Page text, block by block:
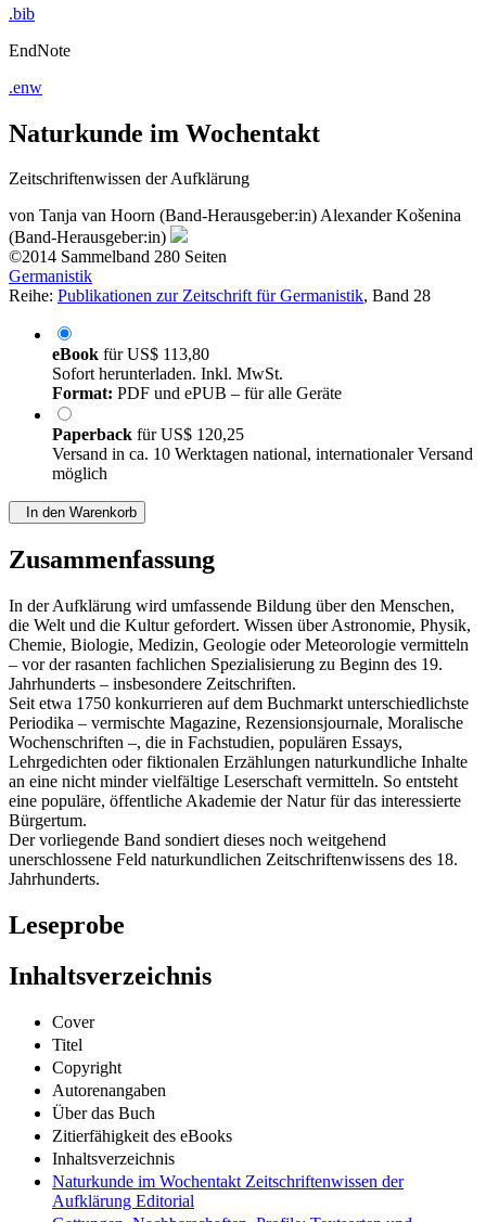
.bib
EndNote
.enw
Naturkunde im Wochentakt
Zeitschriftenwissen der Aufklärung
von Tanja van Hoorn (Band-Herausgeber:in)Alexander Košenina
(Band-Herausgeber:in)
©2014 Sammelband 280 Seiten
Germanistik
Reihe: Publikationen zur Zeitschrift für Germanistik, Band 28
eBook fürUS$ 113,80
Sofort herunterladen. Inkl. MwSt.
Format: PDF und ePUB – für alle Geräte
Paperback fürUS$ 120,25
Versand in ca. 10 Werktagen national, internationaler Versand
möglich
In den Warenkorb
Zusammenfassung
In der Aufklärung wird umfassende Bildung über den Menschen,
die Welt und die Kultur gefordert. Wissen über Astronomie, Physik,
Chemie, Biologie, Medizin, Geologie oder Meteorologie vermitteln
– vor der rasanten fachlichen Spezialisierung zu Beginn des 19.
Jahrhunderts – insbesondere Zeitschriften.
Seit etwa 1750 konkurrieren auf dem Buchmarkt unterschiedlichste
Periodika – vermischte Magazine, Rezensionsjournale, Moralische
Wochenschriften –, die in Fachstudien, populären Essays,
Lehrgedichten oder fiktionalen Erzählungen naturkundliche Inhalte
an eine nicht minder vielfältige Leserschaft vermitteln. So entsteht
eine populäre, öffentliche Akademie der Natur für das interessierte
Bürgertum.
Der vorliegende Band sondiert dieses noch weitgehend
unerschlossene Feld naturkundlichen Zeitschriftenwissens des 18.
Jahrhunderts.
Leseprobe
Inhaltsverzeichnis
Cover
Titel
Copyright
Autorenangaben
Über das Buch
Zitierfähigkeit des eBooks
Inhaltsverzeichnis
Naturkunde im Wochentakt Zeitschriftenwissen der
Aufklärung Editorial